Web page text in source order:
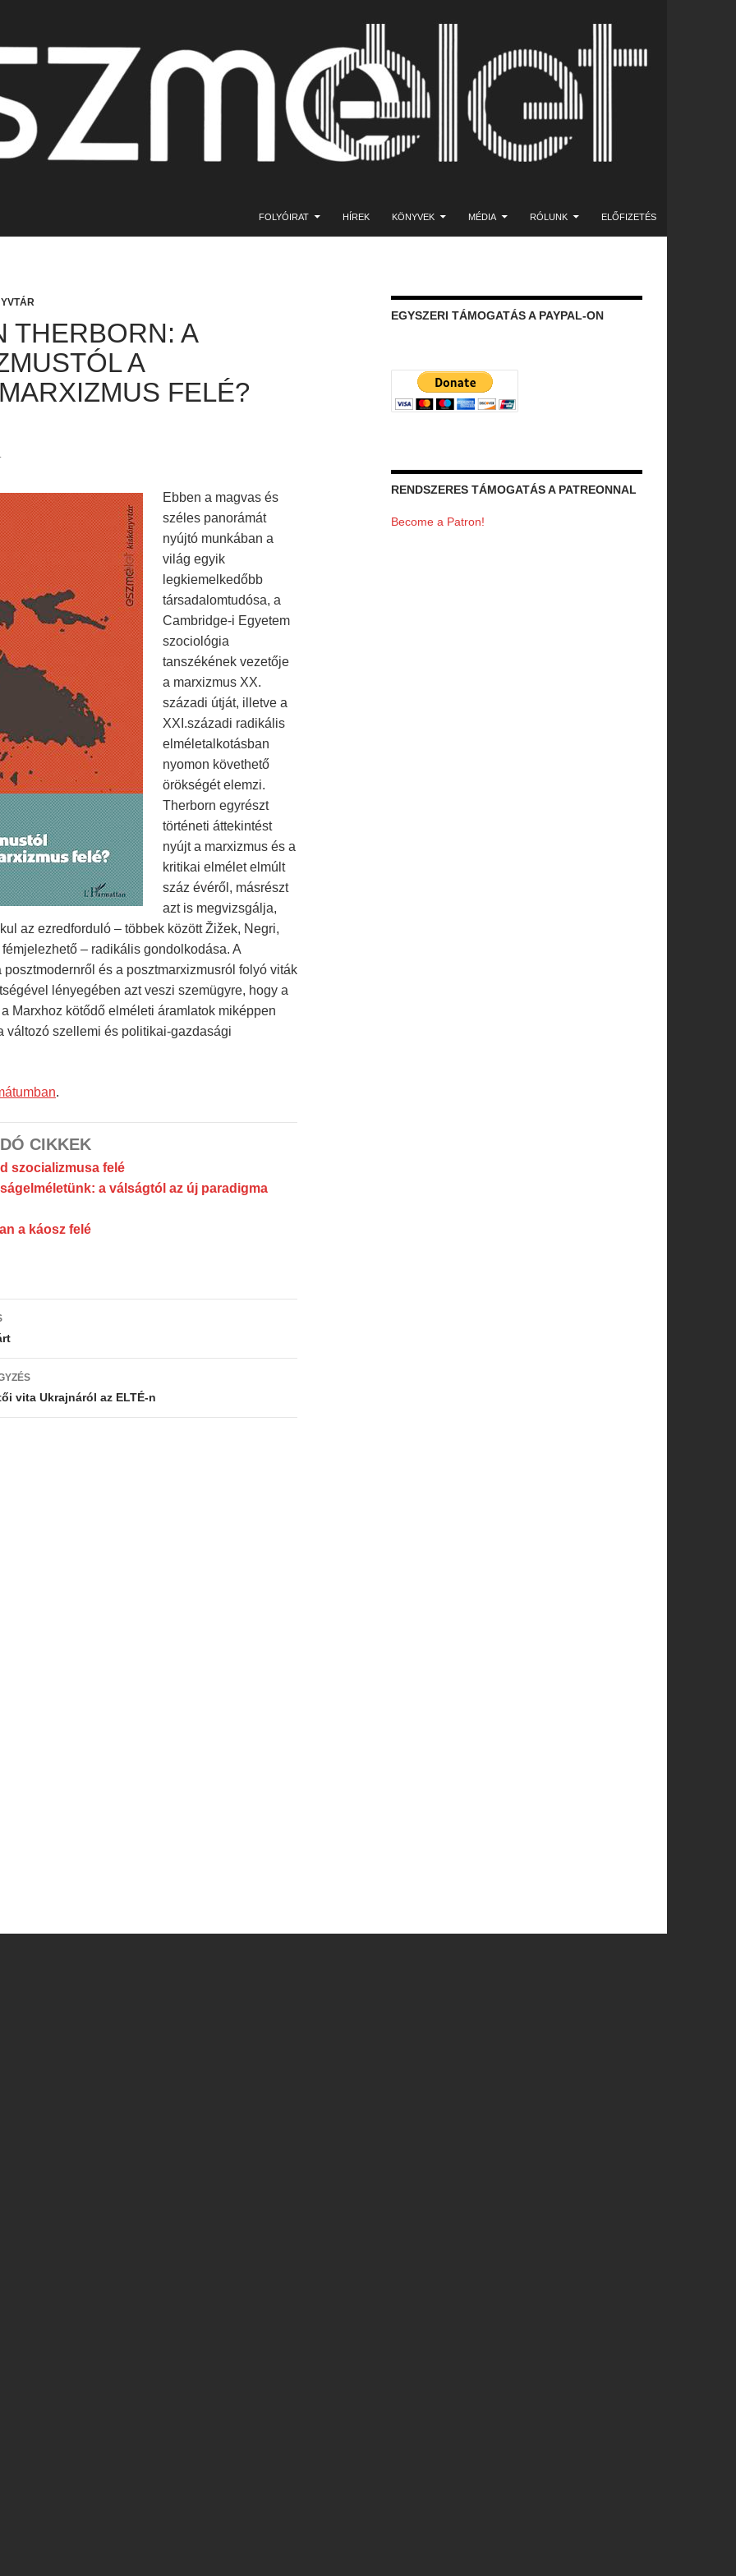
FOLYÓIRAT
HÍREK KÖNYVEK MÉDIA RÓLUNK ELŐFIZETÉS
THERBORN: A
A
FELÉ?
Ebben a magvas és
széles panorámát
nyújtó munkában a
világ egyik
legkiemelkedőbb
társadalomtudósa, a
Cambridge-i Egyetem
szociológia
tanszékének vezetője
a marxizmus XX.
századi útját, illetve a
XXI.századi radikális
elméletalkotásban
nyomon követhető
örökségét elemzi.
Therborn egyrészt
történeti áttekintést
nyújt a marxizmus és a
kritikai elmélet elmúlt
száz évéről, másrészt
azt is megvizsgálja,
az ezredforduló – többek között Žižek, Negri,
– radikális gondolkodása. A
posztmodernről és a posztmarxizmusról folyó viták
lényegében azt veszi szemügyre, hogy a
Marxhoz kötődő elméleti áramlatok miképpen
változó szellemi és politikai-gazdasági
.
CIKKEK
szocializmusa felé
a válságtól az új paradigma
a káosz felé
vita Ukrajnáról az ELTÉ-n
EGYSZERI TÁMOGATÁS A PAYPAL-ON
RENDSZERES TÁMOGATÁS A PATREONNAL
Become a Patron!